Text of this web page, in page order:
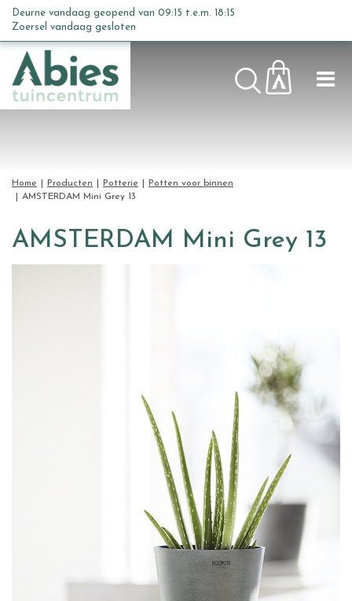
n
Home Producten Potterie
Potten voor binnen
AMSTERDAM Mini Grey 13
Deurne vandaag geopend van 09:15 t.e.m. 18:15
Zoersel vandaag gesloten
AMSTERDAM Mini Grey 13